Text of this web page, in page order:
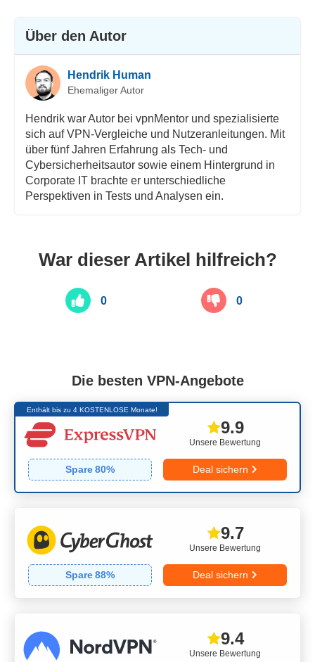
Über den Autor
Hendrik Human
Ehemaliger Autor
Hendrik war Autor bei vpnMentor und spezialisierte
sich auf VPN-Vergleiche und Nutzeranleitungen. Mit
über fünf Jahren Erfahrung als Tech- und
Cybersicherheitsautor sowie einem Hintergrund in
Corporate IT brachte er unterschiedliche
Perspektiven in Tests und Analysen ein.
War dieser Artikel hilfreich?
0 0
Die besten VPN-Angebote
Enthält bis zu 4 KOSTENLOSE Monate!
Unsere Bewertung
9.9
Spare80% Deal sichern
Unsere Bewertung
9.7
Spare88% Deal sichern
Unsere Bewertung
9.4